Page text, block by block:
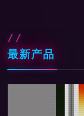
最新产品